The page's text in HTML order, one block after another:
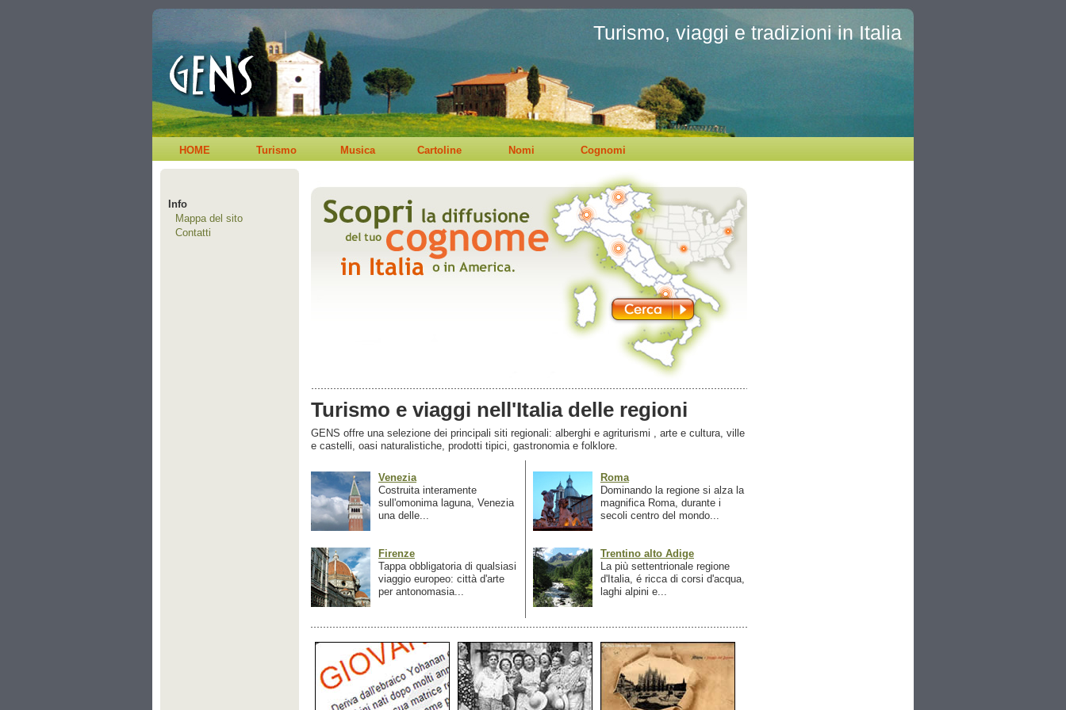
Turismo, viaggi e tradizioni in Italia
HOME Turismo Musica Cartoline Nomi Cognomi
Info
Mappa del sito
Contatti
Turismo e viaggi nell'Italia delle regioni
GENS offre una selezione dei principali siti regionali: alberghi e agriturismi , arte e cultura, ville
e castelli, oasi naturalistiche, prodotti tipici, gastronomia e folklore.
Venezia
Costruita interamente
sull'omonima laguna, Venezia
una delle...
Firenze
Tappa obbligatoria di qualsiasi
viaggio europeo: città d'arte
per antonomasia...
Roma
Dominando la regione si alza la
magnifica Roma, durante i
secoli centro del mondo...
Trentino alto Adige
La più settentrionale regione
d'Italia, é ricca di corsi d'acqua,
laghi alpini e...